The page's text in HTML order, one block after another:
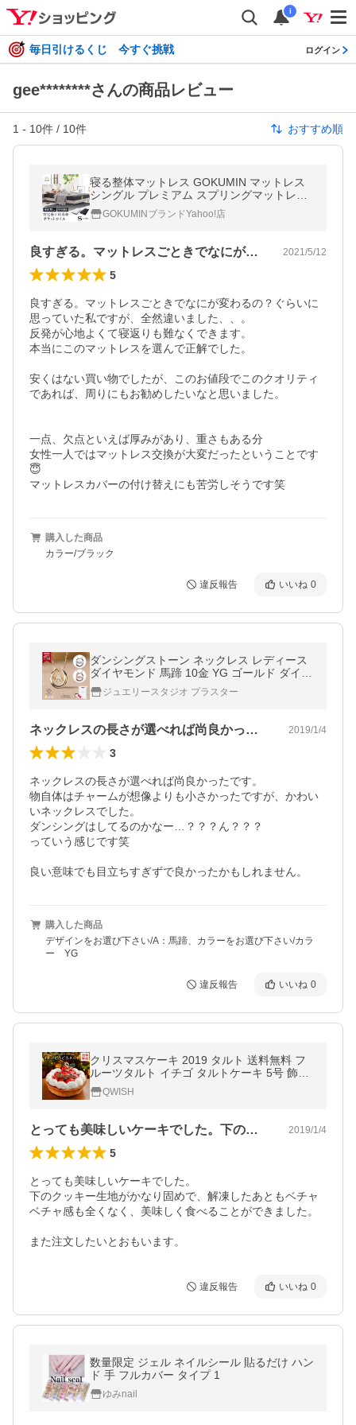
i
毎日引けるくじ 今すぐ挑戦 ログイン
gee********さんの商品レビュー
1 - 10件 / 10件 おすすめ順
寝る整体マットレス GOKUMIN マットレス
シングル プレミアム スプリングマットレス
ポケットコイルマットレス ポケットコイル
爆買GOKUMINブランドYahoo!店
良すぎる。マットレスごときでなにが変わ… 2021/5/12
5
良すぎる。マットレスごときでなにが変わるの？ぐらいに
思っていた私ですが、全然違いました、、。
反発が心地よくて寝返りも難なくできます。
本当にこのマットレスを選んで正解でした。
安くはない買い物でしたが、このお値段でこのクオリティ
であれば、周りにもお勧めしたいなと思いました。
一点、欠点といえば厚みがあり、重さもある分
女性一人ではマットレス交換が大変だったということです
😇
マットレスカバーの付け替えにも苦労しそうです笑
購入した商品
カラー/ブラック
違反報告 いいね 0
ダンシングストーン ネックレス レディース
ダイヤモンド 馬蹄 10金 YG ゴールド ダイヤ
揺れる ギフト 誕生日 プレゼント 爆買
ジュエリースタジオ プラスター
ネックレスの長さが選べれば尚良かったで… 2019/1/4
3
ネックレスの長さが選べれば尚良かったです。
物自体はチャームが想像よりも小さかったですが、かわい
いネックレスでした。
ダンシングはしてるのかなー…？？？ん？？？
っていう感じです笑
良い意味でも目立ちすぎずで良かったかもしれません。
購入した商品
デザインをお選び下さい/A：馬蹄、カラーをお選び下さい/カラ
ー YG
違反報告 いいね 0
クリスマスケーキ 2019 タルト 送料無料 フ
ルーツタルト イチゴ タルトケーキ 5号 飾り
お取り寄せ ギフト プレゼント
QWISH
とっても美味しいケーキでした。下のクッ… 2019/1/4
5
とっても美味しいケーキでした。
下のクッキー生地がかなり固めで、解凍したあともベチャ
ベチャ感も全くなく、美味しく食べることができました。
また注文したいとおもいます。
違反報告 いいね 0
数量限定 ジェル ネイルシール 貼るだけ ハン
ド 手 フルカバー タイプ 1
ゆみnail